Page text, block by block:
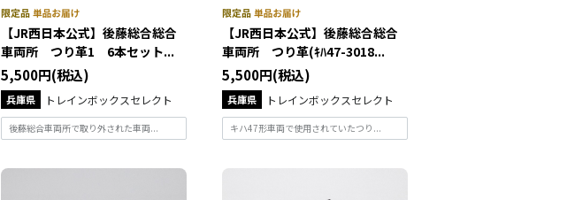
【JR西日本公式】後藤総合総合
車両所 つり革1 6本セット...
5,500円(税込)
兵庫県 トレインボックスセレクト
後藤総合車両所で取り外された車両...
【JR西日本公式】後藤総合総合
車両所 つり革(ｷﾊ47-3018...
5,500円(税込)
兵庫県 トレインボックスセレクト
キハ47形車両で使用されていたつり...